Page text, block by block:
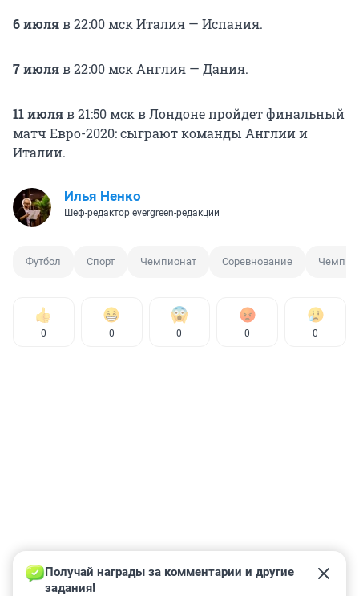
6 июляв 22:00 мск Италия — Испания.
7 июляв 22:00 мск Англия — Дания.
11 июляв 21:50 мск в Лондоне пройдет финальный
матч Евро-2020: сыграют команды Англии и
Италии.
Илья Ненко
Шеф-редактор evergreen-редакции
Футбол Спорт Чемпионат Соревнование
0 0 0 0 0
Получай награды за комментарии и другие
задания!